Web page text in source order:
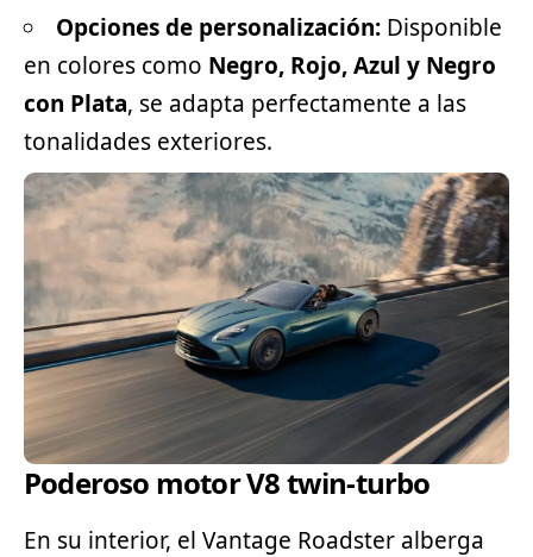
Opciones de personalización: Disponible
en colores como Negro, Rojo, Azul y Negro
con Plata, se adapta perfectamente a las
tonalidades exteriores.
Poderoso motor V8 twin-turbo
En su interior, el Vantage Roadster alberga